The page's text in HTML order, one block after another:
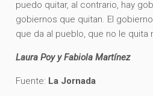
puedo quitar, al contrario, hay
gobiernos que quitan. El
que da al pueblo, que no le quita
Laura Poy y Fabiola Martínez
Fuente: La Jornada